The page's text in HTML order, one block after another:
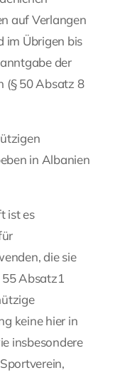
auf Verlangen
im Übrigen bis
der
(§ 50 Absatz 8
in Albanien
ist es
die sie
55 Absatz1
keine hier in
insbesondere